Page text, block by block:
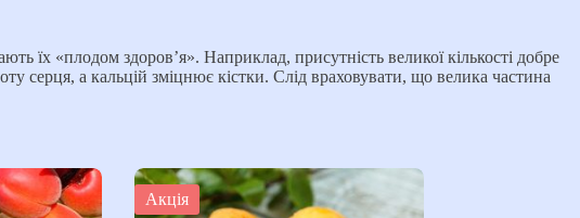
їх «плодом здоров’я». Наприклад, присутність великої кількості добре
серця, а кальцій зміцнює кістки. Слід враховувати, що велика частина
Акція